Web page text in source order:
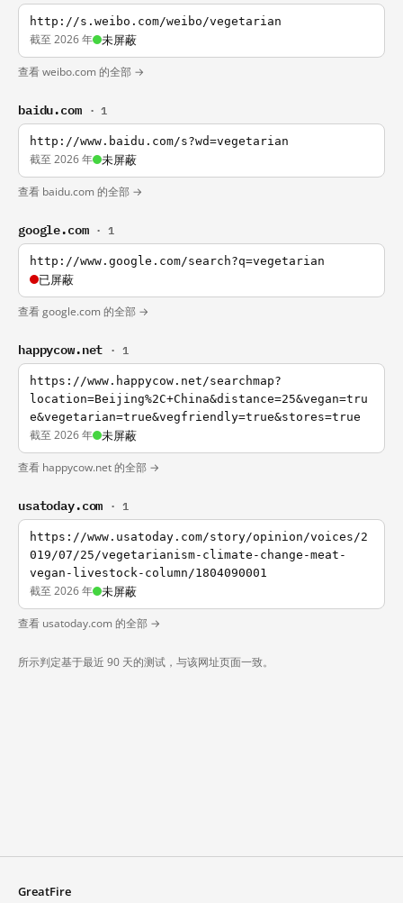
http://s.weibo.com/weibo/vegetarian
截至 2026 年 未屏蔽
查看 weibo.com 的全部 →
baidu.com · 1
http://www.baidu.com/s?wd=vegetarian
截至 2026 年 未屏蔽
查看 baidu.com 的全部 →
google.com · 1
http://www.google.com/search?q=vegetarian
已屏蔽
查看 google.com 的全部 →
happycow.net · 1
https://www.happycow.net/searchmap?
location=Beijing%2C+China&distance=25&vegan=tru
e&vegetarian=true&vegfriendly=true&stores=true
截至 2026 年 未屏蔽
查看 happycow.net 的全部 →
usatoday.com · 1
https://www.usatoday.com/story/opinion/voices/2
019/07/25/vegetarianism-climate-change-meat-
vegan-livestock-column/1804090001
截至 2026 年 未屏蔽
查看 usatoday.com 的全部 →
所示判定基于最近 90 天的测试，与该网址页面一致。
GreatFire